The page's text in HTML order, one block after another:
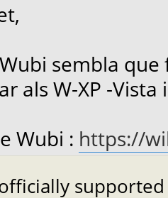
sembla
als W-XP -
Wubi : https://